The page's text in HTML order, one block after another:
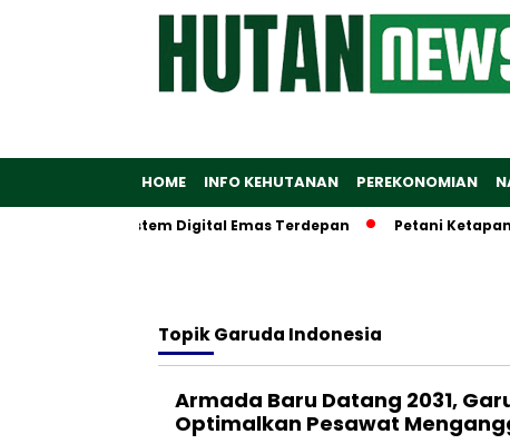
HOME INFO KEHUTANAN PEREKONOMIAN
Ekosistem Digital Emas Terdepan Petani Ketapang
TopikGaruda Indonesia
Armada Baru Datang 2031,
Optimalkan Pesawat